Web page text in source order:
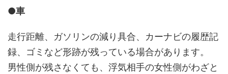
●車
走行距離、ガソリンの減り具合、カーナビの履歴記
録、ゴミなど形跡が残っている場合があります。
男性側が残さなくても、浮気相手の女性側がわざと